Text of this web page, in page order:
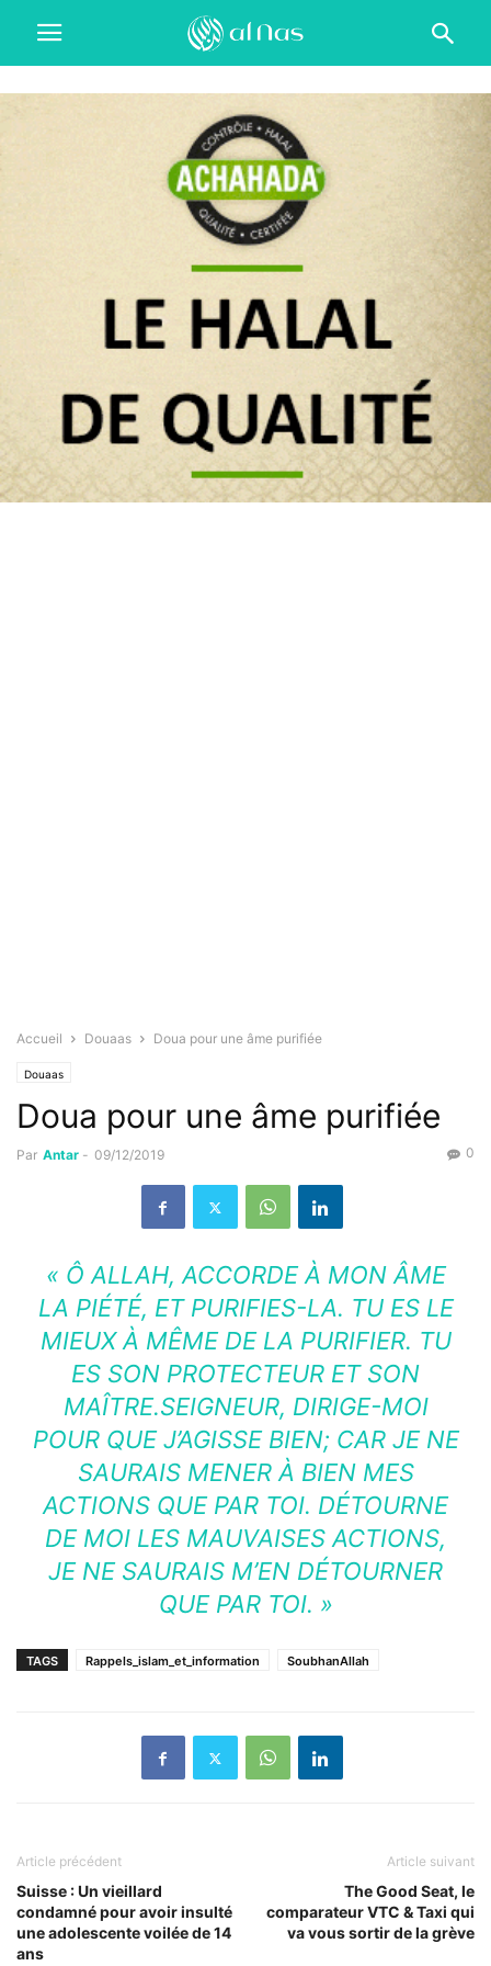
Accueil Douaas Doua pour une âme purifiée
Douaas
Doua pour une âme purifiée
Par Antar - 09/12/2019 0
« Ô ALLAH, ACCORDE À MON ÂME
LA PIÉTÉ, ET PURIFIES-LA. TU ES LE
MIEUX À MÊME DE LA PURIFIER. TU
ES SON PROTECTEUR ET SON
MAÎTRE.SEIGNEUR, DIRIGE-MOI
POUR QUE J’AGISSE BIEN; CAR JE NE
SAURAIS MENER À BIEN MES
ACTIONS QUE PAR TOI. DÉTOURNE
DE MOI LES MAUVAISES ACTIONS,
JE NE SAURAIS M’EN DÉTOURNER
QUE PAR TOI. »
TAGS Rappels_islam_et_information SoubhanAllah
Article précédent
Suisse : Un vieillard
condamné pour avoir insulté
une adolescente voilée de 14
ans
Article suivant
The Good Seat, le
comparateur VTC & Taxi qui
va vous sortir de la grève